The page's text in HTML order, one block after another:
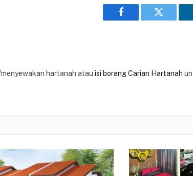
Facebook Twitter
hartanah atau isi borang Carian Hartanah